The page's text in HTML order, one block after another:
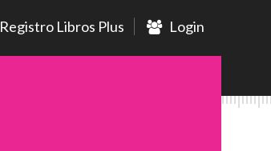
Registro Libros Plus Login